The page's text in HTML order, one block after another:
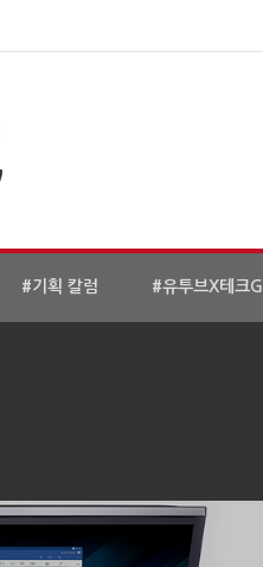
#기획 칼럼 #유투브X테크G